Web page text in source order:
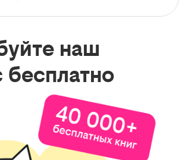
наш
бесплатно